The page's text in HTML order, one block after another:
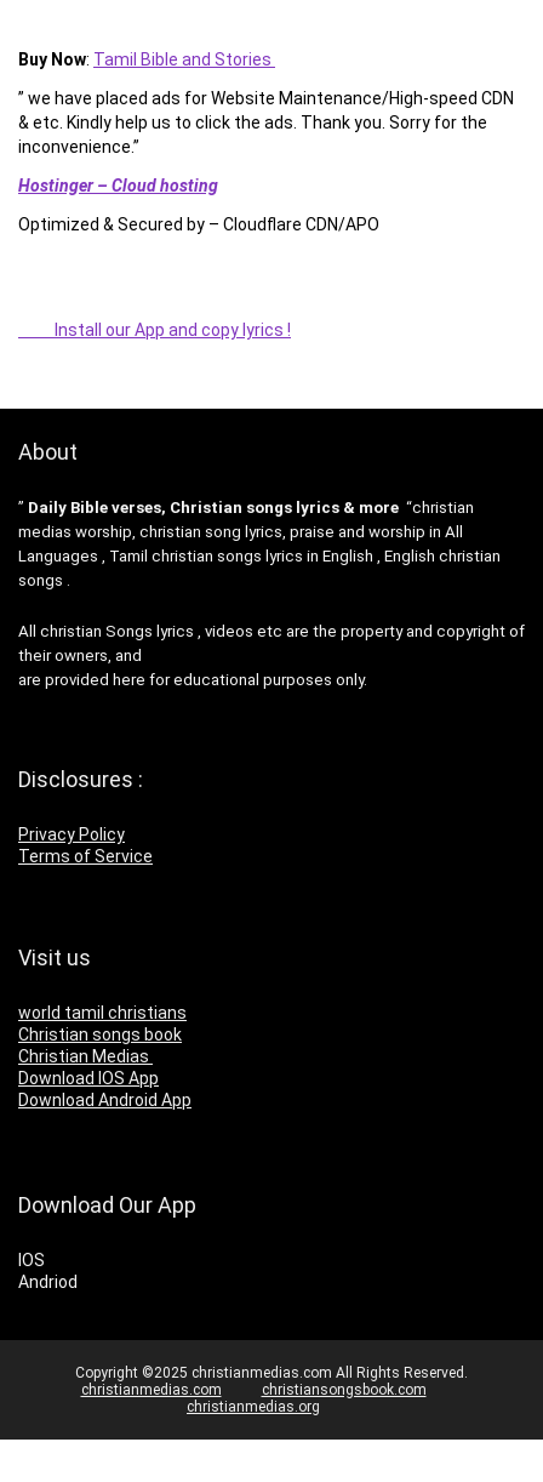
Buy Now: Tamil Bible and Stories
” we have placed ads for Website Maintenance/High-speed CDN
& etc. Kindly help us to click the ads. Thank you. Sorry for the
inconvenience.”
Hostinger – Cloud hosting
Optimized & Secured by – Cloudflare CDN/APO
Install our App and copy lyrics !
About
” Daily Bible verses, Christian songs lyrics & more “christian
medias worship, christian song lyrics, praise and worship in All
Languages , Tamil christian songs lyrics in English , English christian
songs .
All christian Songs lyrics , videos etc are the property and copyright of
their owners, and
are provided here for educational purposes only.
Disclosures :
Privacy Policy
Terms of Service
Visit us
world tamil christians
Christian songs book
Christian Medias
Download IOS App
Download Android App
Download Our App
IOS
Andriod
Copyright ©2025 christianmedias.com All Rights Reserved.
christianmedias.com
christiansongsbook.com
christianmedias.org